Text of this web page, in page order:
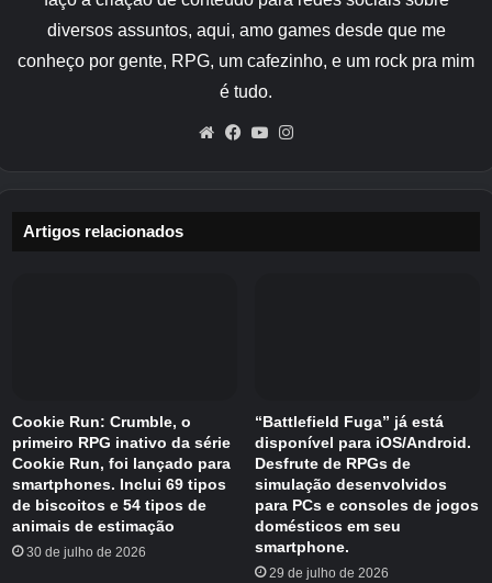
em colapso.
As missões de campanha revisitam cenários
Hershel’s Farm, Woodbury e Alexandria.
habilidades e estratégias à medida que você
mesmo tempo, sobreviventes focados no
combate são mobilizados em corridas que
apresentam enxames de caminhantes. Eles
incluem variantes especializadas, como
inimigos blindados e em chamas.
diversos assuntos, aqui, amo games desde que me
conheço por gente, RPG, um cafezinho, e um rock pra mim
é tudo.
WebsiteFacebook
YouTube
Artigos relacionados
Cookie Run: Crumble, o
primeiro RPG inativo da série
Cookie Run, foi lançado para
smartphones. Inclui 69 tipos
de biscoitos e 54 tipos de
animais de estimação
30 de julho de 2026
“Battlefield Fuga” já está
disponível para iOS/Android.
Desfrute de RPGs de
simulação desenvolvidos
para PCs e consoles de jogos
domésticos em seu
smartphone.
29 de julho de 2026